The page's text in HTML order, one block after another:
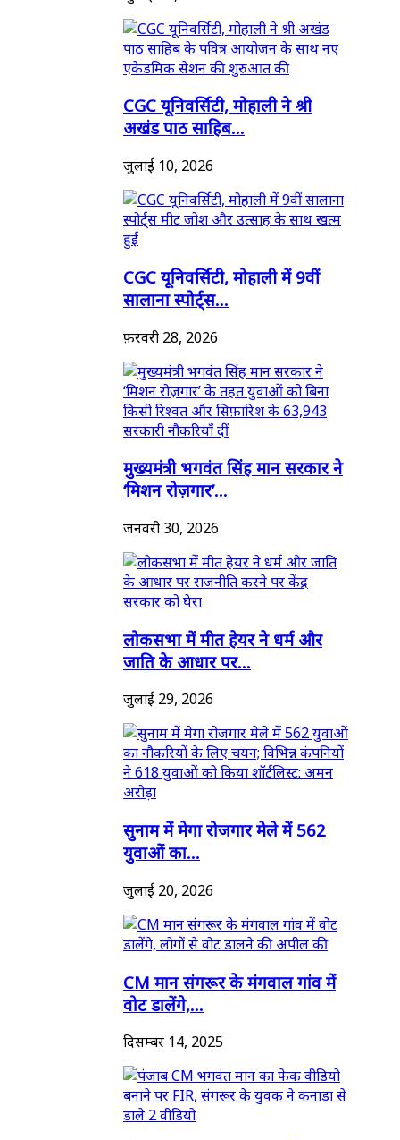
CGC यूनिवर्सिटी, मोहाली ने श्री
अखंड पाठ साहिब...
जुलाई 10, 2026
CGC यूनिवर्सिटी, मोहाली में 9वीं
सालाना स्पोर्ट्स...
फ़रवरी 28, 2026
मुख्यमंत्री भगवंत सिंह मान सरकार ने
‘मिशन रोज़गार’...
जनवरी 30, 2026
लोकसभा में मीत हेयर ने धर्म और
जाति के आधार पर...
जुलाई 29, 2026
सुनाम में मेगा रोजगार मेले में 562
युवाओं का...
जुलाई 20, 2026
CM मान संगरूर के मंगवाल गांव में
वोट डालेंगे,...
दिसम्बर 14, 2025